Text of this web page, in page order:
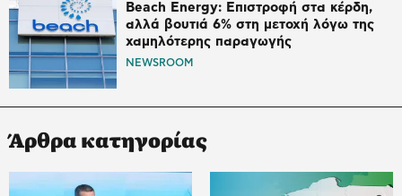
Beach Energy: Επιστροφή στα κέρδη,
αλλά βουτιά 6% στη μετοχή λόγω της
χαμηλότερης παραγωγής
NEWSROOM
Άρθρα κατηγορίας